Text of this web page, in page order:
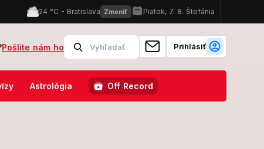
k nohám obrovská príležitosť: Patríte medzi vyvolených?
Pošlite nám ho Prihlásiť
Astrológia Off Record